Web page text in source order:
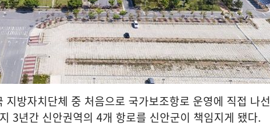
방자치단체 중 처음으로 국가보조항로 운영에 직접 나선
3년간 신안권역의 4개 항로를 신안군이 책임지게 됐다.